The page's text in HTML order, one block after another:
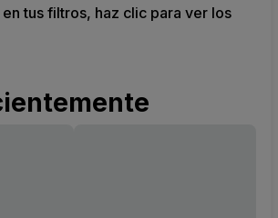
tus filtros, haz clic para ver los